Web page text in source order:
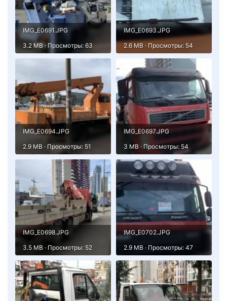
IMG_E0691.JPG
3.2 MB · Просмотры: 63
IMG_E0693.JPG
2.6 MB · Просмотры: 54
IMG_E0694.JPG
2.9 MB · Просмотры: 51
IMG_E0697.JPG
3 MB · Просмотры: 54
IMG_E0698.JPG
3.5 MB · Просмотры: 52
IMG_E0702.JPG
2.9 MB · Просмотры: 47